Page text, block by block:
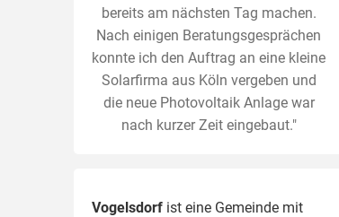
bereits am nächsten Tag machen.
Nach einigen Beratungsgesprächen
konnte ich den Auftrag an eine kleine
Solarfirma aus Köln vergeben und
die neue Photovoltaik Anlage war
nach kurzer Zeit eingebaut."
Vogelsdorf ist eine Gemeinde mit